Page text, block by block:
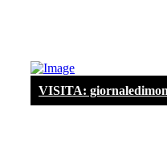
VISITA: